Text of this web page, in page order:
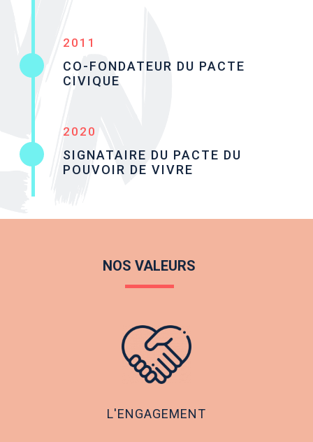
2011
CO-FONDATEUR DU PACTE
CIVIQUE
2020
SIGNATAIRE DU PACTE DU
POUVOIR DE VIVRE
NOS VALEURS
L'ENGAGEMENT